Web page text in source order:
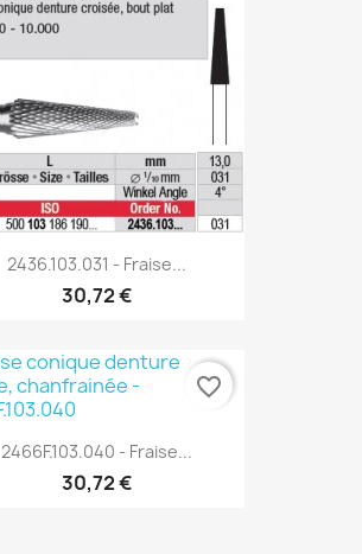
2436.103.031 - Fraise...
30,72 €
2466F.103.040 - Fraise...
30,72 €
favorite_border